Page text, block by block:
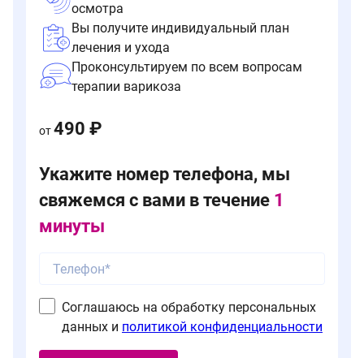
осмотра
Вы получите индивидуальный план
лечения и ухода
Проконсультируем по всем вопросам
терапии варикоза
от490 ₽
Укажите номер телефона, мы
свяжемся с вами в течение 1
минуты
Соглашаюсь на обработку персональных
данных и политикой конфиденциальности